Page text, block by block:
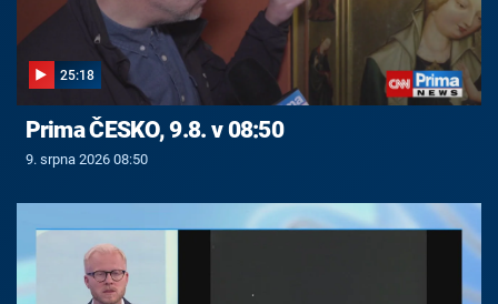
25:18
Prima ČESKO, 9.8. v 08:50
9. srpna 2026 08:50